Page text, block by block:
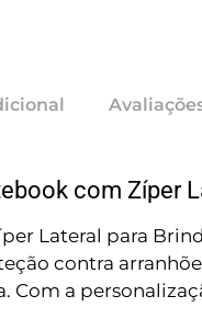
com Zíper
Lateral para
contra
Com a